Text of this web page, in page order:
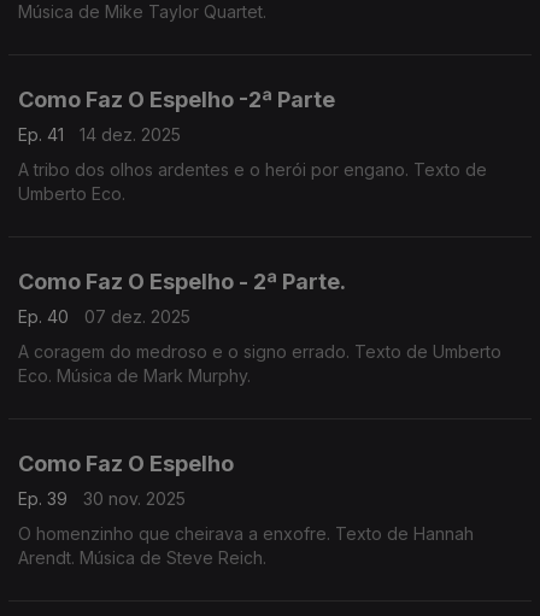
Música de Mike Taylor Quartet.
Como Faz O Espelho -2ª Parte
Ep. 41
14 dez. 2025
A tribo dos olhos ardentes e o herói por engano. Texto de
Umberto Eco.
Como Faz O Espelho - 2ª Parte.
Ep. 40
07 dez. 2025
A coragem do medroso e o signo errado. Texto de Umberto
Eco. Música de Mark Murphy.
Como Faz O Espelho
Ep. 39
30 nov. 2025
O homenzinho que cheirava a enxofre. Texto de Hannah
Arendt. Música de Steve Reich.